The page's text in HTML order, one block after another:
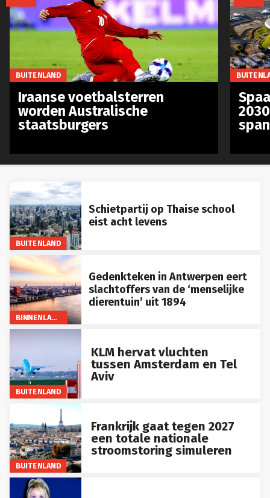
BUITENLAND
Schietpartij op Thaise school
eist acht levens
BINNENLAND
Gedenkteken in Antwerpen eert
slachtoffers van de ‘menselijke
dierentuin’ uit 1894
BUITENLAND
KLM hervat vluchten
tussen Amsterdam en Tel
Aviv
BUITENLAND
Frankrijk gaat tegen 2027
een totale nationale
stroomstoring simuleren
BUITENLAND
Iraanse voetbalsterren
worden Australische
staatsburgers